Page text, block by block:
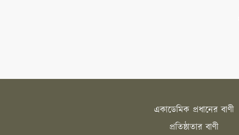
একাডেমিক প্রধানের বাণী
প্রতিষ্ঠাতার বাণী